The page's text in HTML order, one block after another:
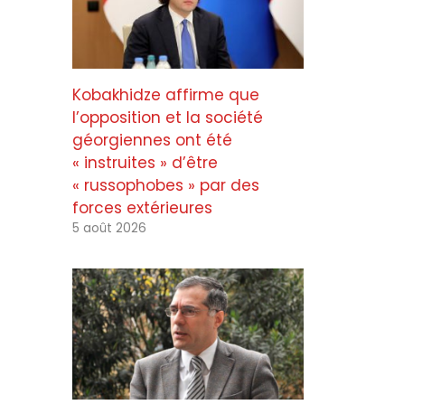
Kobakhidze affirme que
l’opposition et la société
géorgiennes ont été
« instruites » d’être
« russophobes » par des
forces extérieures
5 août 2026